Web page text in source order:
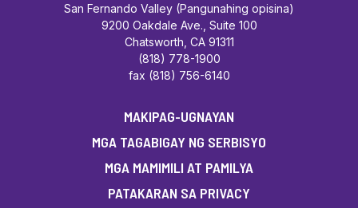
San Fernando Valley (Pangunahing opisina)
9200 Oakdale Ave., Suite 100
Chatsworth, CA 91311
(818) 778-1900
fax (818) 756-6140
MAKIPAG-UGNAYAN
MGA TAGABIGAY NG SERBISYO
MGA MAMIMILI AT PAMILYA
PATAKARAN SA PRIVACY